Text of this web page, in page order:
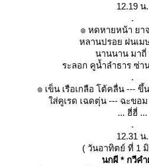
12.19 น.
.
๏ หดหายหน้า ยา
หลานปรอย ฝนเม
นานนาน มาถี่
ระลอก คูน้ำลำธาร ซ่
.
๏ เข็น เรือเกลือ โต้คลื่น ---
ส่คูเรด เฉดตุ่น --- ฉะขอ
... ฮี่ฮี่ ...
.
12.31 น.
( วันอาทิตย์ ที่ 1
นกผี * กวีค